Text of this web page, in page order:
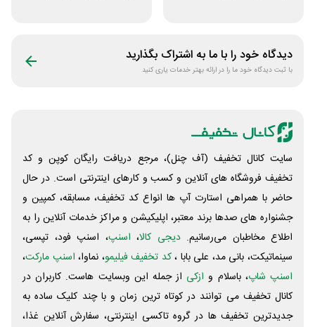
دیدگاه خود را با ما به اشتراک بگذارید
با ثبت دیدگاه خود ما را در ارائه بهتر خدمات یاری کنید
سایت کانال تخفیف (آف چنل)، مرجع دریافت رایگان کوپن و کد
تخفیف فروشگاه های آنلاین و کسب و‌ کارهای اینترنتی است. در حال
حاضر با همراهی استارت آپ ها انواع کد تخفیف، مسابقه، کمپین و
جشنواره های صدها برند معتبر، اپلیکیشن و مراکز خدمات آنلاین را به
اطلاع مخاطبان می‌رسانیم. دیجی کالا، اسنپ، اسنپ فود، تپسی،
سینماتیکت، بانی مد، علی‌ بابا ،کد تخفیف فیلیمو، نماوا، اسنپ مارکت،
اسنپ شاپ، باسلام و ازکی از جمله این وبسایت ‌هاست. کاربران در
کانال تخفیف می توانند در کوتاه ترین زمان و با چند کلیک ساده به
جدیدترین تخفیف ها در گروه تاکسی اینترنتی، سفارش آنلاین غذا،